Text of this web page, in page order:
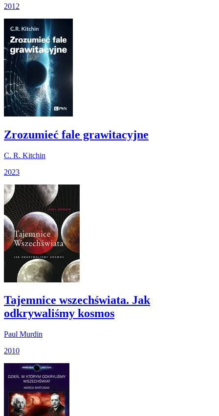
2012
Zrozumieć fale grawitacyjne
C. R. Kitchin
2023
Tajemnice wszechświata. Jak
odkrywaliśmy kosmos
Paul Murdin
2010